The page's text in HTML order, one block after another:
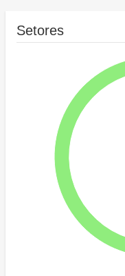
Setores